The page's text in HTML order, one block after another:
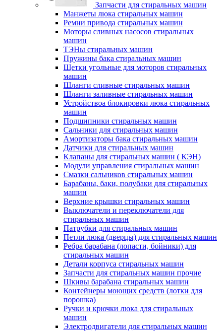
Запчасти для стиральных машин
Манжеты люка стиральных машин
Ремни привода стиральных машин
Моторы сливных насосов стиральных
машин
ТЭНы стиральных машин
Пружины бака стиральных машин
Щетки угольные для моторов стиральных
машин
Шланги сливные стиральных машин
Шланги заливные стиральных машин
Устройствоа блокировки люка стиральных
машин
Подшипники стиральных машин
Сальники для стиральных машин
Амортизаторы бака стиральных машин
Датчики для стиральных машин
Клапаны для стиральных машин ( КЭН)
Модули управления стиральных машин
Смазки сальников стиральных машин
Барабаны, баки, полубаки для стиральных
машин
Верхние крышки стиральных машин
Выключатели и переключатели для
стиральных машин
Патрубки для стиральных машин
Петли люка (дверцы) для стиральных машин
Ребра барабана (лопасти, бойники) для
стиральных машин
Детали корпуса стиральных машин
Запчасти для стиральных машин прочие
Шкивы барабана стиральных машин
Контейнеры моющих средств (лотки для
порошка)
Ручки и крючки люка для стиральных
машин
Электродвигатели для стиральных машин